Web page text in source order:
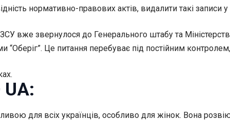
нормативно-правових актів, видалити такі
вже звернулося до Генерального штабу та
“Оберіг”. Це питання перебуває під постійним
для всіх українців, особливо для жінок. Вона